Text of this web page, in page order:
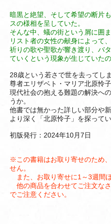
暗黒と絶望、そして希望の断片
スの様相を呈していた。
そんな中、蟻の街という屑に囲
リスト者の女性の献身によって、
祈りの歌や聖歌が響き渡り、バ
ていくという現象が生じていた
28歳という若さで世を去ってし
尊者エリザベト・マリア北原怜
現代社会の抱える難題の解決へ
うか。
他書では無かった詳しい部分や
より深く「北原怜子」を探って
初版発行：2024年10月7日
※この書籍はお取り寄せのため
せん。
また、お取り寄せに1～3週間
他の商品を合わせてご注文な
でご注意ください。